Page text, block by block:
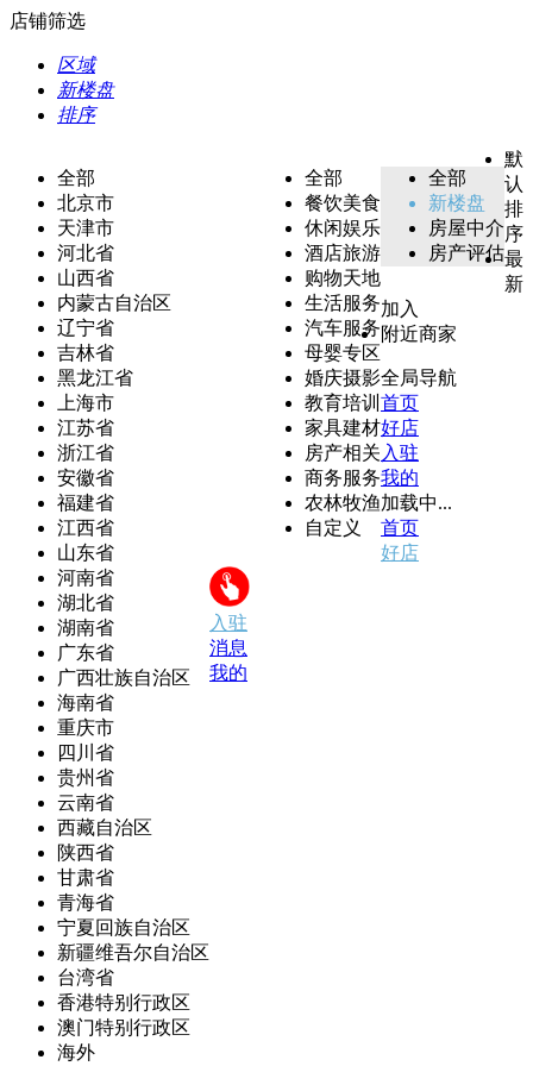
店铺筛选
区域
新楼盘
排序
全部
北京市
天津市
河北省
山西省
内蒙古自治区
辽宁省
吉林省
黑龙江省
上海市
江苏省
浙江省
安徽省
福建省
江西省
山东省
河南省
湖北省
湖南省
广东省
广西壮族自治区
海南省
重庆市
四川省
贵州省
云南省
西藏自治区
陕西省
甘肃省
青海省
宁夏回族自治区
新疆维吾尔自治区
台湾省
香港特别行政区
澳门特别行政区
海外
全部
餐饮美食
休闲娱乐
酒店旅游
购物天地
生活服务
汽车服务
母婴专区
婚庆摄影
教育培训
家具建材
房产相关
商务服务
农林牧渔
自定义
全部
新楼盘
房屋中介
房产评估
默
认
排
序
最
新
加入
附近商家
全局导航
首页
好店
入驻
我的
加载中...
首页
好店
入驻
消息
我的